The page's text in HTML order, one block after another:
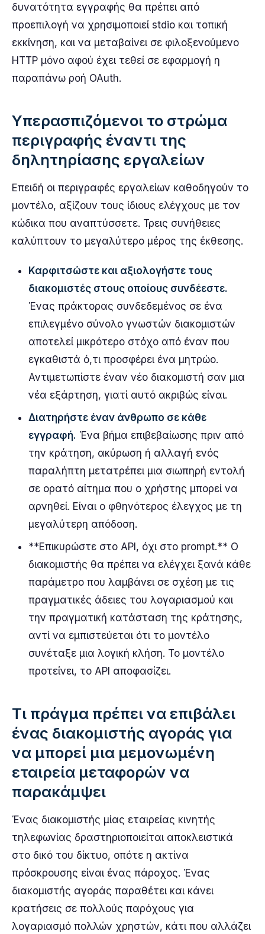
δυνατότητα εγγραφής θα πρέπει από
προεπιλογή να χρησιμοποιεί stdio και τοπική
εκκίνηση, και να μεταβαίνει σε φιλοξενούμενο
HTTP μόνο αφού έχει τεθεί σε εφαρμογή η
παραπάνω ροή OAuth.
Υπερασπιζόμενοι το στρώμα
περιγραφής έναντι της
δηλητηρίασης εργαλείων
Επειδή οι περιγραφές εργαλείων καθοδηγούν το
μοντέλο, αξίζουν τους ίδιους ελέγχους με τον
κώδικα που αναπτύσσετε. Τρεις συνήθειες
καλύπτουν το μεγαλύτερο μέρος της έκθεσης.
Καρφιτσώστε και αξιολογήστε τους
διακομιστές στους οποίους συνδέεστε.
Ένας πράκτορας συνδεδεμένος σε ένα
επιλεγμένο σύνολο γνωστών διακομιστών
αποτελεί μικρότερο στόχο από έναν που
εγκαθιστά ό,τι προσφέρει ένα μητρώο.
Αντιμετωπίστε έναν νέο διακομιστή σαν μια
νέα εξάρτηση, γιατί αυτό ακριβώς είναι.
Διατηρήστε έναν άνθρωπο σε κάθε
εγγραφή. Ένα βήμα επιβεβαίωσης πριν από
την κράτηση, ακύρωση ή αλλαγή ενός
παραλήπτη μετατρέπει μια σιωπηρή εντολή
σε ορατό αίτημα που ο χρήστης μπορεί να
αρνηθεί. Είναι ο φθηνότερος έλεγχος με τη
μεγαλύτερη απόδοση.
**Επικυρώστε στο API, όχι στο prompt.** Ο
διακομιστής θα πρέπει να ελέγχει ξανά κάθε
παράμετρο που λαμβάνει σε σχέση με τις
πραγματικές άδειες του λογαριασμού και
την πραγματική κατάσταση της κράτησης,
αντί να εμπιστεύεται ότι το μοντέλο
συνέταξε μια λογική κλήση. Το μοντέλο
προτείνει, το API αποφασίζει.
Τι πράγμα πρέπει να επιβάλει
ένας διακομιστής αγοράς για
να μπορεί μια μεμονωμένη
εταιρεία μεταφορών να
παρακάμψει
Ένας διακομιστής μίας εταιρείας κινητής
τηλεφωνίας δραστηριοποιείται αποκλειστικά
στο δικό του δίκτυο, οπότε η ακτίνα
πρόσκρουσης είναι ένας πάροχος. Ένας
διακομιστής αγοράς παραθέτει και κάνει
κρατήσεις σε πολλούς παρόχους για
λογαριασμό πολλών χρηστών, κάτι που αλλάζει